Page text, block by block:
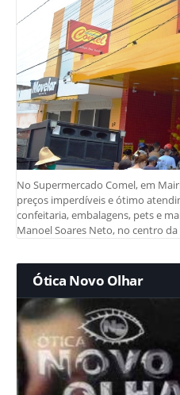
No Supermercado Comel, em
preços imperdíveis e ótimo
confeitaria, embalagens, pets e
Manoel Soares Neto, no centro da
Ótica Novo Olhar